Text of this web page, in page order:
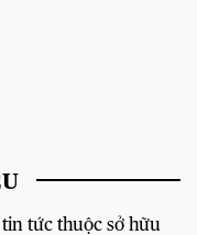
tức thuộc sở hữu